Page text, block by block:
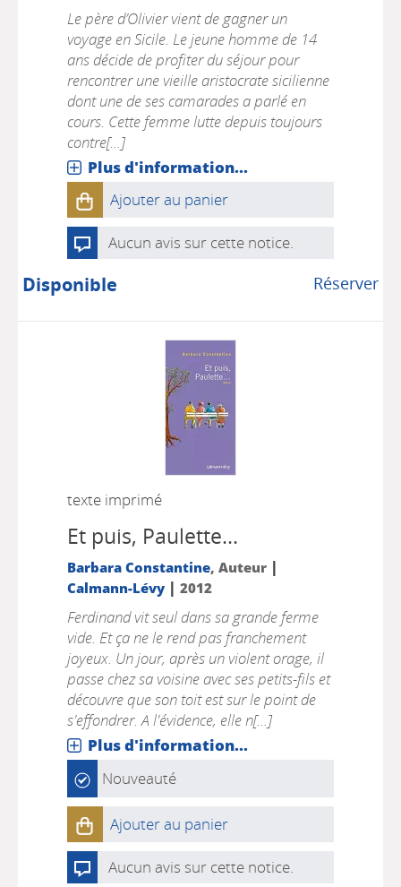
Le père d’Olivier vient de gagner un
voyage en Sicile. Le jeune homme de 14
ans décide de profiter du séjour pour
rencontrer une vieille aristocrate sicilienne
dont une de ses camarades a parlé en
cours. Cette femme lutte depuis toujours
contre[...]
Plus d'information...
Ajouter au panier
Aucun avis sur cette notice.
Réserver
Disponible
texte imprimé
Et puis, Paulette...
Barbara Constantine, Auteur |
Calmann-Lévy| 2012
Ferdinand vit seul dans sa grande ferme
vide. Et ça ne le rend pas franchement
joyeux. Un jour, après un violent orage, il
passe chez sa voisine avec ses petits-fils et
découvre que son toit est sur le point de
s'effondrer. A l'évidence, elle n[...]
Plus d'information...
Nouveauté
Ajouter au panier
Aucun avis sur cette notice.